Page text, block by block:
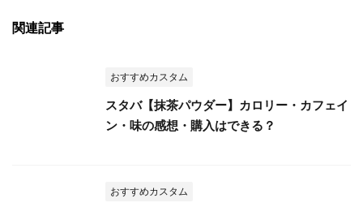
関連記事
おすすめカスタム
スタバ【抹茶パウダー】カロリー・カフェイ
ン・味の感想・購入はできる？
おすすめカスタム